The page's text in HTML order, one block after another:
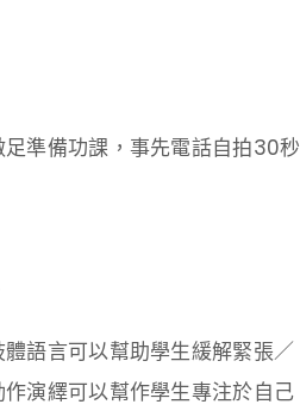
準備功課，事先電話自拍30秒
語言可以幫助學生緩解緊張／
演繹可以幫作學生專注於自己